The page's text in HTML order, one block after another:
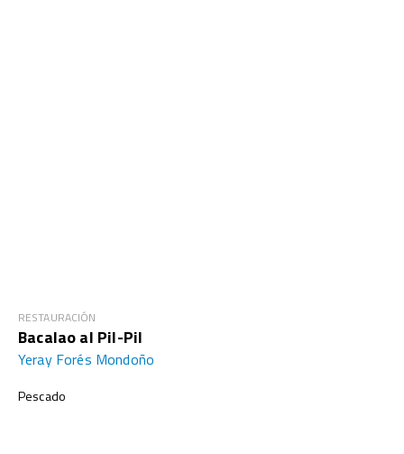
RESTAURACIÓN
Bacalao al Pil-Pil
Yeray Forés Mondoño
Pescado